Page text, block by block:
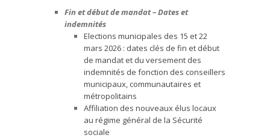
Fin et début de mandat – Dates et
indemnités
Elections municipales des 15 et 22
mars 2026 : dates clés de fin et début
de mandat et du versement des
indemnités de fonction des conseillers
municipaux, communautaires et
métropolitains
Affiliation des nouveaux élus locaux
au régime général de la Sécurité
sociale